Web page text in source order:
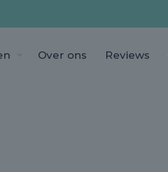
Over ons Reviews